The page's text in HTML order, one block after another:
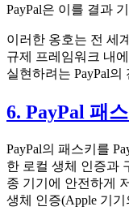
PayPal은 이를 결과
이러한 옹호는 전 세
규제 프레임워크 내
실현하려는 PayPal
6. PayPal 패
PayPal의 패스키를
한 로컬 생체 인증과
종 기기에 안전하게
생체 인증(Apple 기기